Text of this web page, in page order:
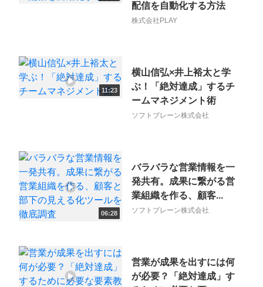
配信を自動化する方法
株式会社PLAY
11:23
横山信弘×井上裕太と学
ぶ！「絶対達成」するチ
ームマネジメント術
ソフトブレーン株式会社
06:28
バラバラな営業情報を一
発共有。成果に繋がる営
業組織を作る、顧客...
ソフトブレーン株式会社
営業が成果を出すには何
が必要？「絶対達成」す